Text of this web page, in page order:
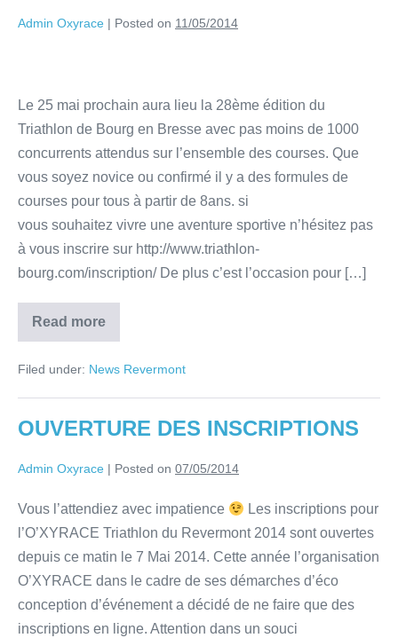
Admin Oxyrace | Posted on 11/05/2014
Le 25 mai prochain aura lieu la 28ème édition du
Triathlon de Bourg en Bresse avec pas moins de 1000
concurrents attendus sur l’ensemble des courses. Que
vous soyez novice ou confirmé il y a des formules de
courses pour tous à partir de 8ans. si
vous souhaitez vivre une aventure sportive n’hésitez pas
à vous inscrire sur http://www.triathlon-
bourg.com/inscription/ De plus c’est l’occasion pour […]
Read more
Filed under: News Revermont
OUVERTURE DES INSCRIPTIONS
Admin Oxyrace | Posted on 07/05/2014
Vous l’attendiez avec impatience
Les inscriptions pour
l’O’XYRACE Triathlon du Revermont 2014 sont ouvertes
depuis ce matin le 7 Mai 2014. Cette année l’organisation
O’XYRACE dans le cadre de ses démarches d’éco
conception d’événement a décidé de ne faire que des
inscriptions en ligne. Attention dans un souci